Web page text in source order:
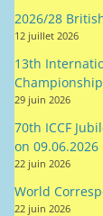
2026/28
12 juillet 2026
13th
Championship
29 juin 2026
70th ICCF
on 09.06.2026
22 juin 2026
World
22 juin 2026